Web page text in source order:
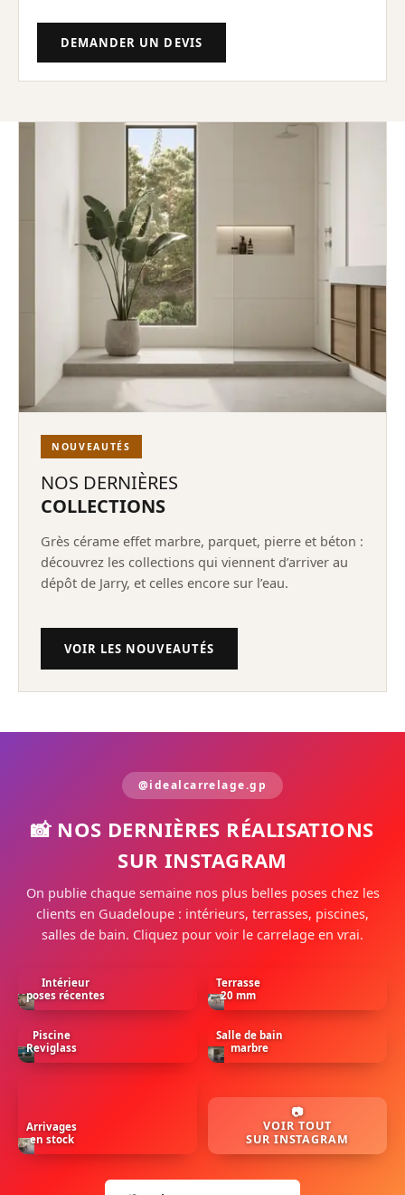
DEMANDER UN DEVIS
NOUVEAUTÉS
NOS DERNIÈRES
COLLECTIONS
Grès cérame effet marbre, parquet, pierre et béton :
découvrez les collections qui viennent d’arriver au
dépôt de Jarry, et celles encore sur l’eau.
VOIR LES NOUVEAUTÉS
@idealcarrelage.gp
📸 NOS DERNIÈRES RÉALISATIONS
SUR INSTAGRAM
On publie chaque semaine nos plus belles poses chez les
clients en Guadeloupe : intérieurs, terrasses, piscines,
salles de bain. Cliquez pour voir le carrelage en vrai.
Intérieur
poses récentes
Terrasse
20 mm
Piscine
Reviglass
Salle de bain
marbre
Arrivages
en stock
📷
VOIR TOUT
SUR INSTAGRAM